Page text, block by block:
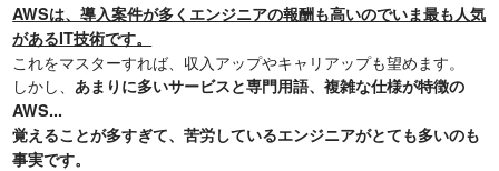
AWSは、導入案件が多くエンジニアの報酬も高いのでいま最も人気
があるIT技術です。
これをマスターすれば、収入アップやキャリアップも望めます。
しかし、 あまりに多いサービスと専門用語、複雑な仕様が特徴の
AWS...
覚えることが多すぎて、苦労しているエンジニアがとても多いのも
事実です。